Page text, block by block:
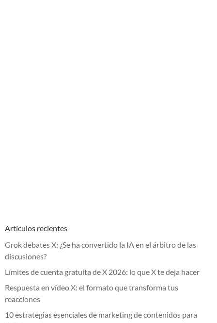
Artículos recientes
Grok debates X: ¿Se ha convertido la IA en el árbitro de las
discusiones?
Límites de cuenta gratuita de X 2026: lo que X te deja hacer
Respuesta en vídeo X: el formato que transforma tus
reacciones
10 estrategias esenciales de marketing de contenidos para